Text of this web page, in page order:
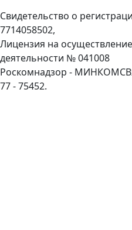
Свидетельство о
7714058502,
Лицензия на
деятельности № 041008
Роскомнадзор -
77 - 75452.